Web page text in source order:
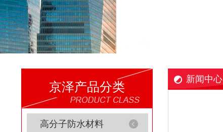
京泽产品分类
高分子防水材料
新闻中心